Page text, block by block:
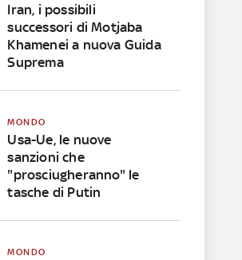
Iran, i possibili
successori di Motjaba
Khamenei a nuova Guida
Suprema
MONDO
Usa-Ue, le nuove
sanzioni che
"prosciugheranno" le
tasche di Putin
MONDO